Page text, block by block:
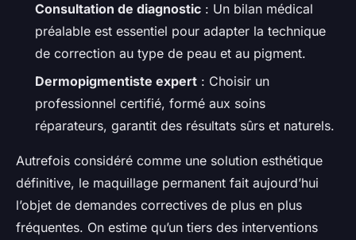
Consultation de diagnostic : Un bilan médical
préalable est essentiel pour adapter la technique
de correction au type de peau et au pigment.
Dermopigmentiste expert : Choisir un
professionnel certifié, formé aux soins
réparateurs, garantit des résultats sûrs et naturels.
Autrefois considéré comme une solution esthétique
définitive, le maquillage permanent fait aujourd’hui
l’objet de demandes correctives de plus en plus
fréquentes. On estime qu’un tiers des interventions